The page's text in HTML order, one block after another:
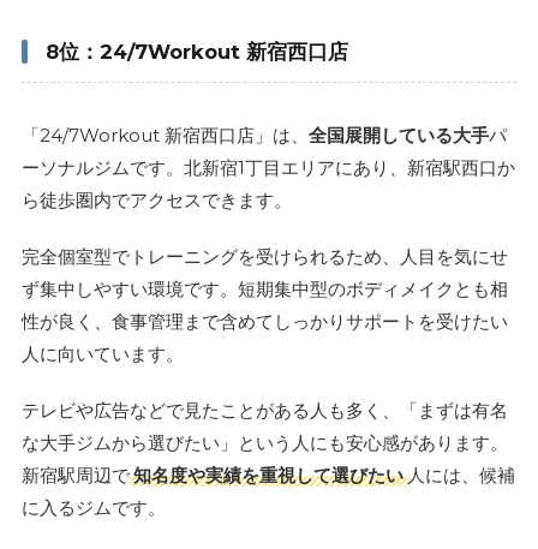
8位：24/7Workout 新宿西口店
「24/7Workout 新宿西口店」は、 全国展開している大手パ
ーソナルジムです。北新宿1丁目エリアにあり、新宿駅西口か
ら徒歩圏内でアクセスできます。
完全個室型でトレーニングを受けられるため、人目を気にせ
ず集中しやすい環境です。短期集中型のボディメイクとも相
性が良く、食事管理まで含めてしっかりサポートを受けたい
人に向いています。
テレビや広告などで見たことがある人も多く、「まずは有名
な大手ジムから選びたい」という人にも安心感があります。
新宿駅周辺で知名度や実績を重視して選びたい人には、候補
に入るジムです。